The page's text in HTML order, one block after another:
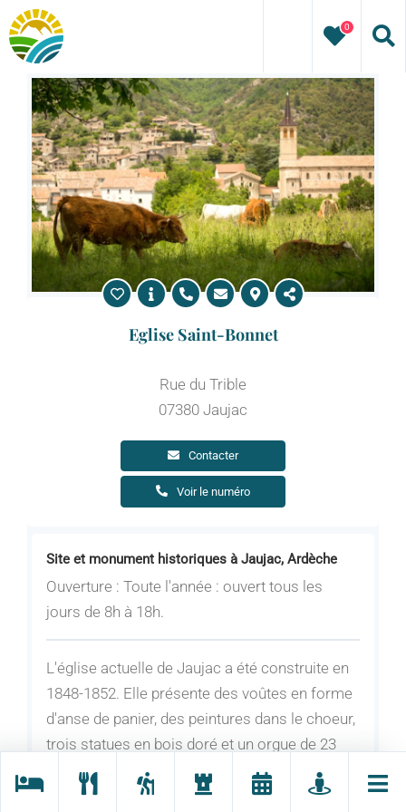
Passer
au
contenu
0
Site et monument historiques à Jaujac, Ardèche
Ouverture : Toute l'année : ouvert tous les
jours de 8h à 18h.
L'église actuelle de Jaujac a été construite en
1848-1852. Elle présente des voûtes en forme
d'anse de panier, des peintures dans le choeur,
trois statues en bois doré et un orgue de 23
jeux installé en 1970 (nombreux concerts).
Eglise Saint-Bonnet
Rue du Trible
07380 Jaujac
Contacter
Voir le numéro